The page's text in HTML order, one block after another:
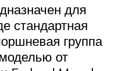
для
стандартная
группа
от